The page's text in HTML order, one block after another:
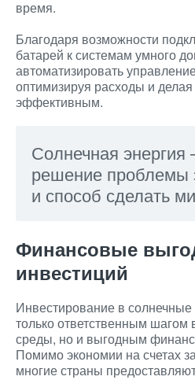
время.
Благодаря возможности
батарей к системам умного
автоматизировать
оптимизируя расходы и
эффективным.
Солнечная энергия
решение проблемы
и способ сделать
Финансовые
инвестиций
Инвестирование в
только ответственным
среды, но и выгодным
Помимо экономии на счетах
многие страны